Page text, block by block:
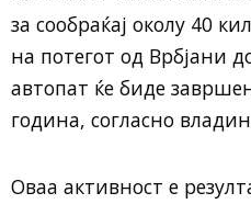
за сообраќај околу 40
на потегот од Врбјани
автопат ќе биде
година, согласно
Оваа активност е